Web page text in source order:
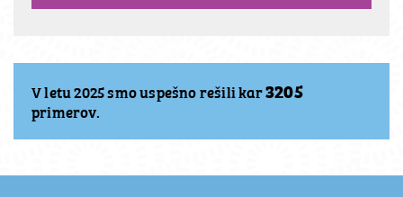
V letu 2025 smo uspešno rešili kar3205
primerov.